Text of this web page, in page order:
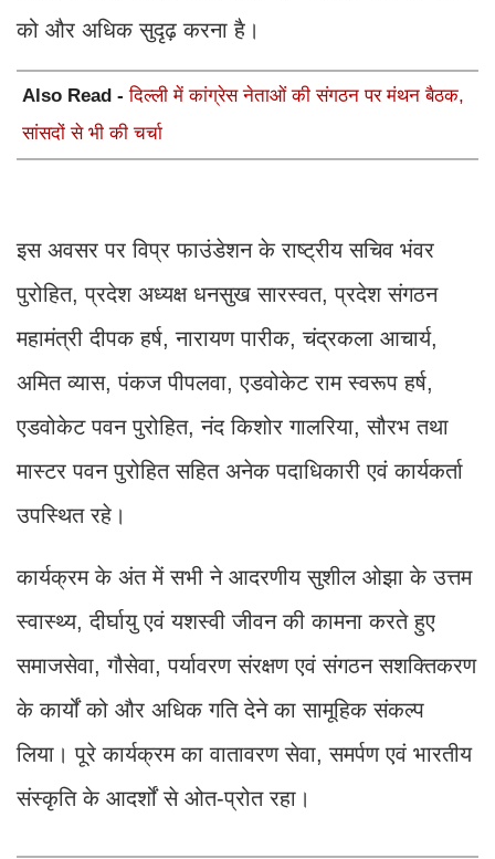
को और अधिक सुदृढ़ करना है।
Also Read -दिल्ली में कांग्रेस नेताओं की संगठन पर मंथन बैठक,
सांसदों से भी की चर्चा
इस अवसर पर विप्र फाउंडेशन के राष्ट्रीय सचिव भंवर
पुरोहित, प्रदेश अध्यक्ष धनसुख सारस्वत, प्रदेश संगठन
महामंत्री दीपक हर्ष, नारायण पारीक, चंद्रकला आचार्य,
अमित व्यास, पंकज पीपलवा, एडवोकेट राम स्वरूप हर्ष,
एडवोकेट पवन पुरोहित, नंद किशोर गालरिया, सौरभ तथा
मास्टर पवन पुरोहित सहित अनेक पदाधिकारी एवं कार्यकर्ता
उपस्थित रहे।
कार्यक्रम के अंत में सभी ने आदरणीय सुशील ओझा के उत्तम
स्वास्थ्य, दीर्घायु एवं यशस्वी जीवन की कामना करते हुए
समाजसेवा, गौसेवा, पर्यावरण संरक्षण एवं संगठन सशक्तिकरण
के कार्यों को और अधिक गति देने का सामूहिक संकल्प
लिया। पूरे कार्यक्रम का वातावरण सेवा, समर्पण एवं भारतीय
संस्कृति के आदर्शों से ओत-प्रोत रहा।